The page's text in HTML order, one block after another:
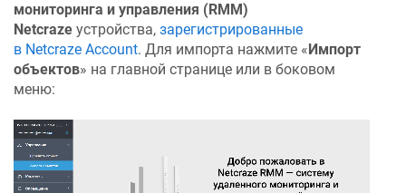
мониторинга и управления (RMM)
Netcraze устройства, зарегистрированные
в Netcraze Account. Для импорта нажмите «Импорт
объектов» на главной странице или в боковом
меню: